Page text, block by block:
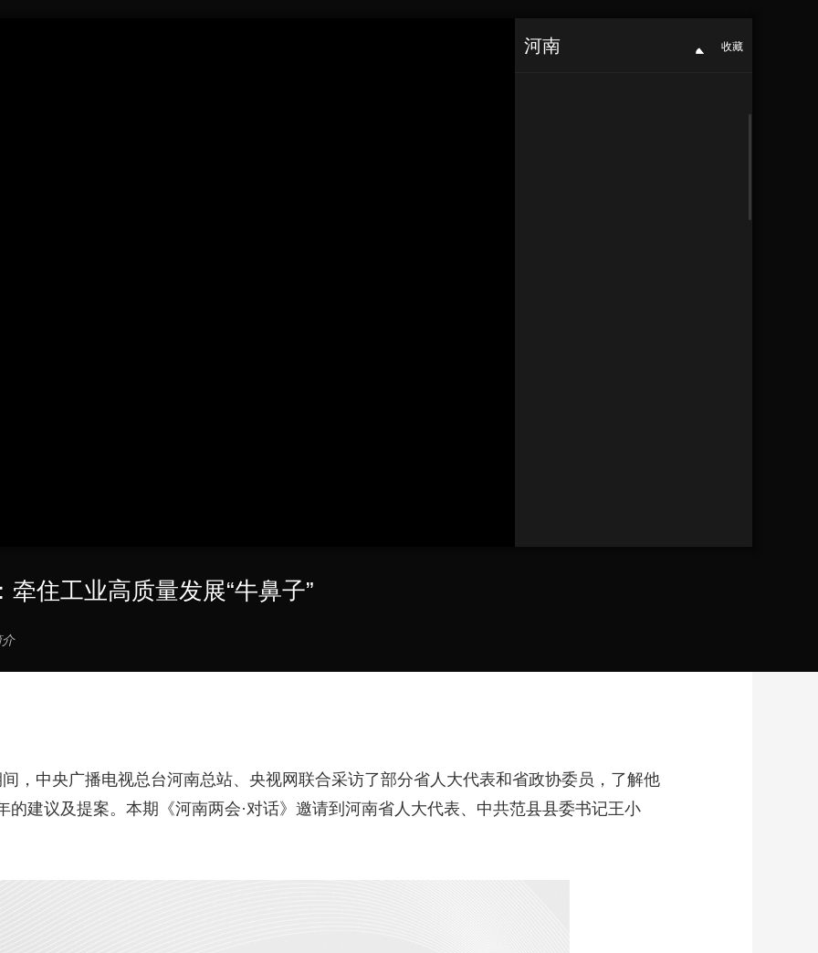
河南 收藏
牵住工业高质量发展“牛鼻子”
，中央广播电视总台河南总站、央视网联合采访了部分省人大代表和省政协委员，了解他
的建议及提案。本期《河南两会·对话》邀请到河南省人大代表、中共范县县委书记王小